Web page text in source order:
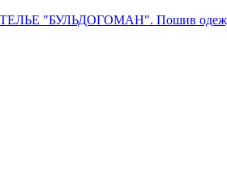
"БУЛЬДОГОМАН". Пошив